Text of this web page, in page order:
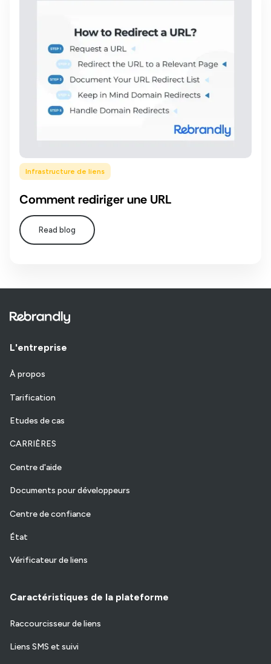
Infrastructure de liens
Comment rediriger une URL
Read blog
L'entreprise
À propos
Tarification
Etudes de cas
CARRIÈRES
Centre d'aide
Documents pour développeurs
Centre de confiance
État
Vérificateur de liens
Caractéristiques de la plateforme
Raccourcisseur de liens
Liens SMS et suivi